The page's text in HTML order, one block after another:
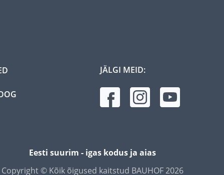
JÄLGI MEID:
Eesti suurim - igas kodus ja aias
Copyright © Kõik õigused kaitstud BAUHOF 2026